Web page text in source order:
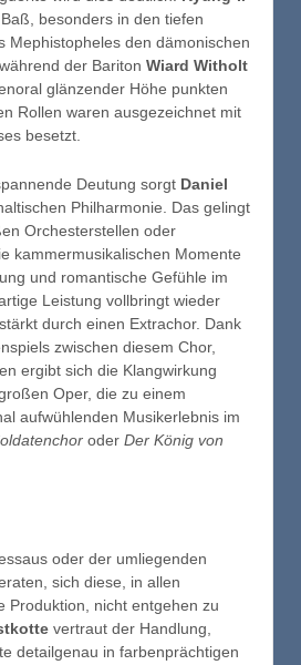
besonders in den tiefen
Mephistopheles den dämonischen
der Bariton Wiard Witholt
glänzender Höhe punkten
Rollen waren ausgezeichnet mit
besetzt.
Deutung sorgt Daniel
Philharmonie. Das gelingt
Orchesterstellen oder
kammermusikalischen Momente
und romantische Gefühle im
Leistung vollbringt wieder
durch einen Extrachor. Dank
zwischen diesem Chor,
ergibt sich die Klangwirkung
Oper, die zu einem
aufwühlenden Musikerlebnis im
oder Der König von
oder der umliegenden
sich diese, in allen
Produktion, nicht entgehen zu
vertraut der Handlung,
detailgenau in farbenprächtigen